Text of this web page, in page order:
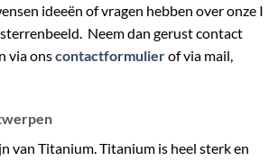
ideeën of vragen hebben over onze I
Neem dan gerust contact
via onscontactformulierof via mail,
van Titanium. Titanium is heel sterk en